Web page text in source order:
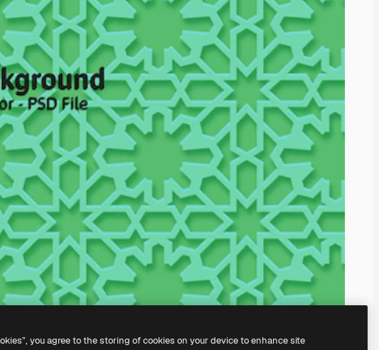
you agree to the storing of cookies on your device to enhance site